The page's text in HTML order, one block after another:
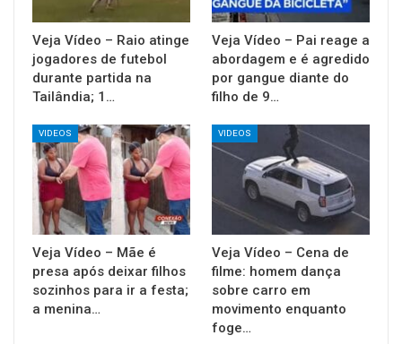
Veja Vídeo – Raio atinge
jogadores de futebol
durante partida na
Tailândia; 1…
Veja Vídeo – Pai reage a
abordagem e é agredido
por gangue diante do
filho de 9…
VIDEOS
Veja Vídeo – Mãe é
presa após deixar filhos
sozinhos para ir a festa;
a menina…
VIDEOS
Veja Vídeo – Cena de
filme: homem dança
sobre carro em
movimento enquanto
foge…